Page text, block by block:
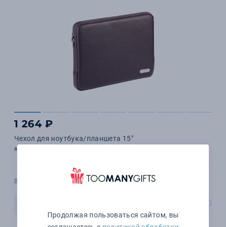
1 264 ₽
Чехол для ноутбука/планшета 15"
арт. CTL1081
В наличии 7 шт.
Продолжая пользоваться сайтом, вы